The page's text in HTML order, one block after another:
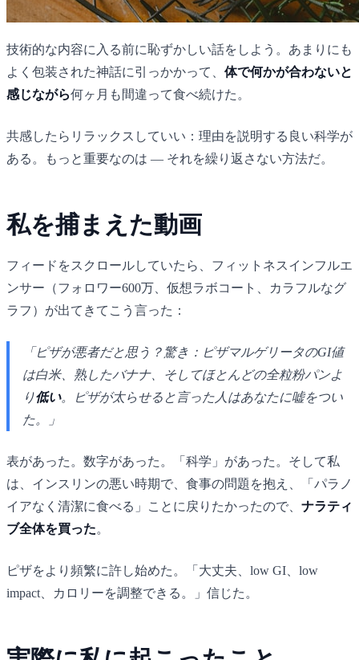
技術的な内容に入る前に恥ずかしい話をしよう。あまりにも
よく包装された神話に引っかかって、 体で何かが合わないと
感じながら何ヶ月も間違って食べ続けた。
共感したらリラックスしていい：理由を説明する良い科学が
ある。もっと重要なのは — それを繰り返さない方法だ。
私を捕まえた動画
フィードをスクロールしていたら、フィットネスインフルエ
ンサー（フォロワー600万、仮想ラボコート、カラフルなグ
ラフ）が出てきてこう言った：
「ピザが悪者だと思う？驚き：ピザマルゲリータのGI値
は白米、熟したバナナ、そしてほとんどの全粒粉パンよ
り低い。ピザが太らせると言った人はあなたに嘘をつい
た。」
表があった。数字があった。「科学」があった。そして私
は、インスリンの悪い時期で、食事の問題を抱え、「パラノ
イアなく清潔に食べる」ことに戻りたかったので、 ナラティ
ブ全体を買った。
ピザをより頻繁に許し始めた。「大丈夫、low GI、low
impact、カロリーを調整できる。」信じた。